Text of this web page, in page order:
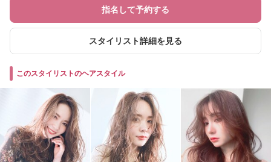
指名して予約する
スタイリスト詳細を見る
このスタイリストのヘアスタイル